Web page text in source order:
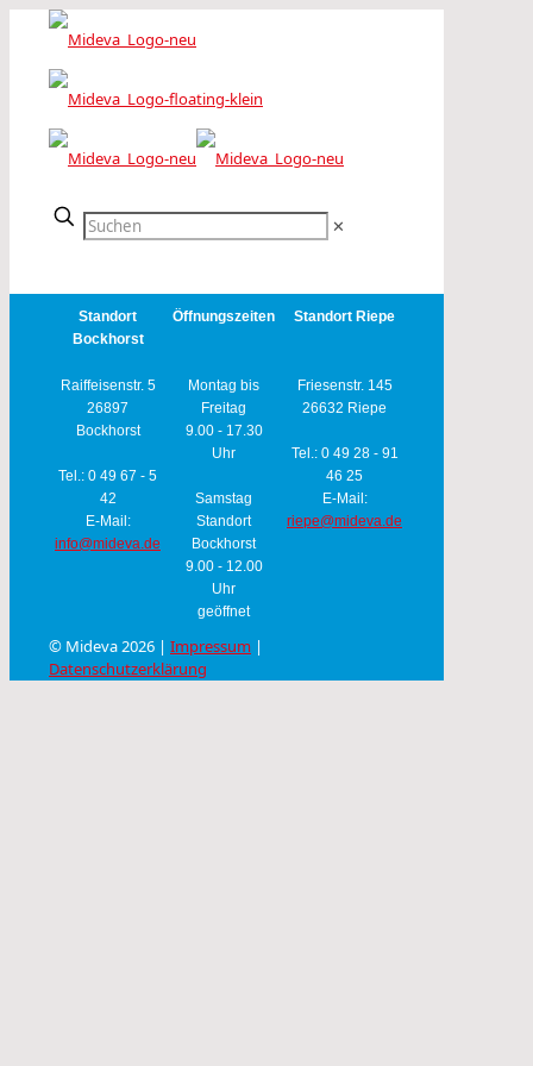
✕
Standort
Bockhorst
Öffnungszeiten Standort Riepe
Raiffeisenstr. 5
26897
Bockhorst
Tel.: 0 49 67 - 5
42
E-Mail:
info@mideva.de
Montag bis
Freitag
9.00 - 17.30
Uhr
Samstag
Standort
Bockhorst
9.00 - 12.00
Uhr
geöffnet
Friesenstr. 145
26632 Riepe
Tel.: 0 49 28 - 91
46 25
E-Mail:
riepe@mideva.de
© Mideva 2026 | Impressum |
Datenschutzerklärung